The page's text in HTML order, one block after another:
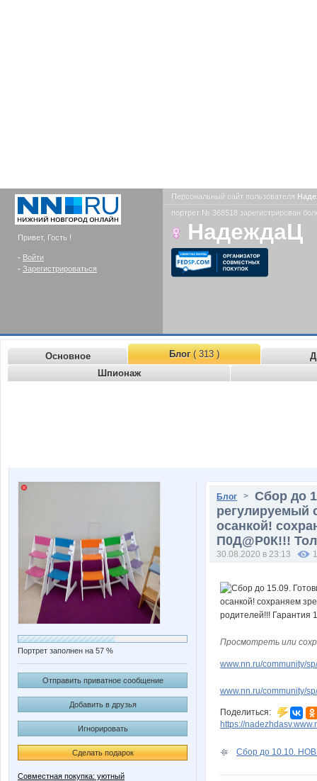
Привет, Гость !
- Войти
- Зарегистрироваться
Персональный сайт пользователя
портрет № 368518 зарегистрирован
НадеждаЦ
Основное Блог( 313 )
Шпионаж
Портрет заполнен на 57 %
Отправить приватное сообщение
Добавить в друзья
Игнорировать
Сделать подарок
Совместная покупка: уютный
Блог > Сбор до
регулируемый
осанкой!
П0Д@Р0К!!!
30.08.2020 в 23:13
Просмотреть или
www.nn.ru/community/
www.nn.ru/community/
Поделиться:
https://
Сбор до 10.10.